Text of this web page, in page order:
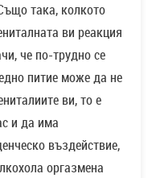
така, колкото
ви реакция
че по-трудно се
питие може да не
ви, то е
и да има
въздействие,
оргазмена